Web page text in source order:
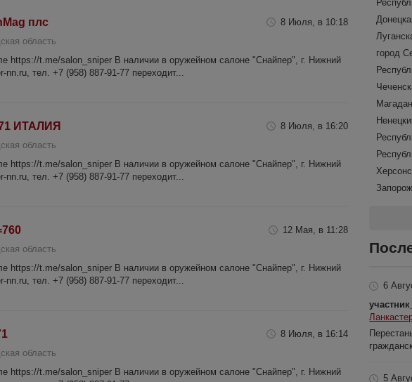
плс
8 Июля, в 10:18
область
https://t.me/salon_sniper В наличии в оружейном салоне "Снайпер", г. Нижний
тел. +7 (958) 887-91-77 переходит...
ИТАЛИЯ
8 Июля, в 16:20
область
https://t.me/salon_sniper В наличии в оружейном салоне "Снайпер", г. Нижний
тел. +7 (958) 887-91-77 переходит...
12 Мая, в 11:28
область
https://t.me/salon_sniper В наличии в оружейном салоне "Снайпер", г. Нижний
тел. +7 (958) 887-91-77 переходит...
8 Июля, в 16:14
область
https://t.me/salon_sniper В наличии в оружейном салоне "Снайпер", г. Нижний
город
6
5